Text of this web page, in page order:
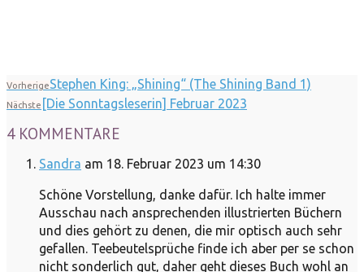
VorherigeStephen King: „Shining“ (The Shining Band 1)
Nächste [Die Sonntagsleserin] Februar 2023
4 KOMMENTARE
Sandra am 18. Februar 2023 um 14:30
Schöne Vorstellung, danke dafür. Ich halte immer
Ausschau nach ansprechenden illustrierten Büchern
und dies gehört zu denen, die mir optisch auch sehr
gefallen. Teebeutelsprüche finde ich aber per se schon
nicht sonderlich gut, daher geht dieses Buch wohl an